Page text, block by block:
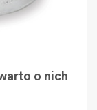
o nich